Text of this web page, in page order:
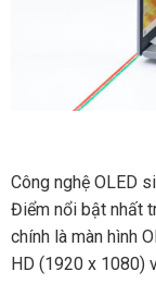
Công nghệ OLED
Điểm nổi bật nhất
chính là màn hình
HD (1920 x 1080)